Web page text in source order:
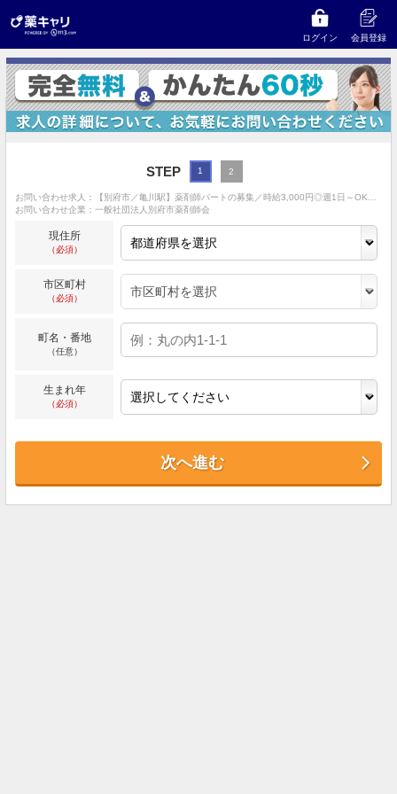
ログイン 会員登録
STEP 1 2
お問い合わせ企業：一般社団法人別府市薬剤師会
現住所
（必須）
市区町村
（必須）
町名・番地
（任意）
生まれ年
（必須）
次へ進む